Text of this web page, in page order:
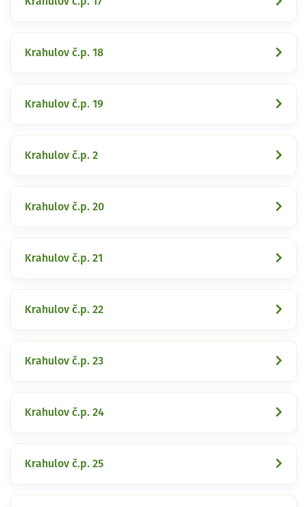
Krahulov č.p. 18
Krahulov č.p. 19
Krahulov č.p. 2
Krahulov č.p. 20
Krahulov č.p. 21
Krahulov č.p. 22
Krahulov č.p. 23
Krahulov č.p. 24
Krahulov č.p. 25